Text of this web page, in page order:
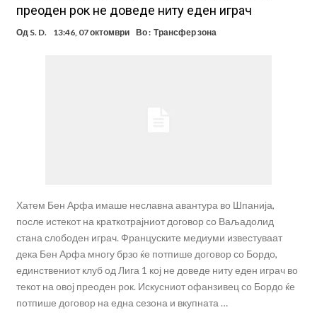
срцепарателните зборови на Флик
Кам-бек на терен за Мудрик по над 600 дена, но веднаш
заМИнува на позајмица!?
Џејк Пол започнува голем напад на УФЦ
преоден рок не доведе ниту еден играч
Од S. D. 13:46, 07 октомври Во : Трансфер зона
Хатем Бен Арфа имаше неславна авантура во Шпанија,
после истекот на краткотрајниот договор со Ваљадолид
стана слободен играч. Француските медиуми известуваат
дека Бен Арфа многу брзо ќе потпише договор со Бордо,
единствениот клуб од Лига 1 кој не доведе ниту еден играч во
текот на овој преоден рок. Искусниот офанзивец со Бордо ќе
потпише договор на една сезона и вкупната …